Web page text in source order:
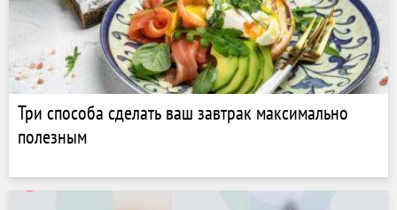
Три способа сделать ваш завтрак максимально
полезным